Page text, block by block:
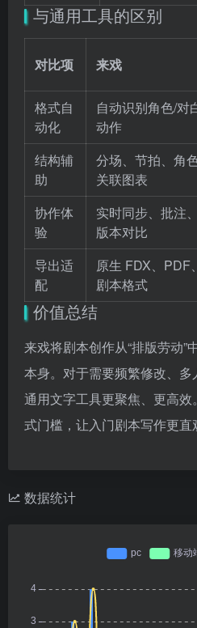
与通用工具的区别
对比项 来戏
格式自
动化
自动识别角色/对
动作
结构辅
助
分场、节拍、角
关联图表
协作体
验
实时同步、批注、
版本对比
导出适
配
原生 FDX、PDF、
剧本格式
价值总结
来戏将剧本创作从“排版劳动”
本身。对于需要频繁修改、
通用文字工具更聚焦、更高
式门槛，让入门剧本写作更直
数据统计